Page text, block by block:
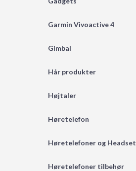
Garmin Vivoactive 4
Gimbal
Hår produkter
Højtaler
Høretelefon
Høretelefoner og Headset
Høretelefoner tilbehør